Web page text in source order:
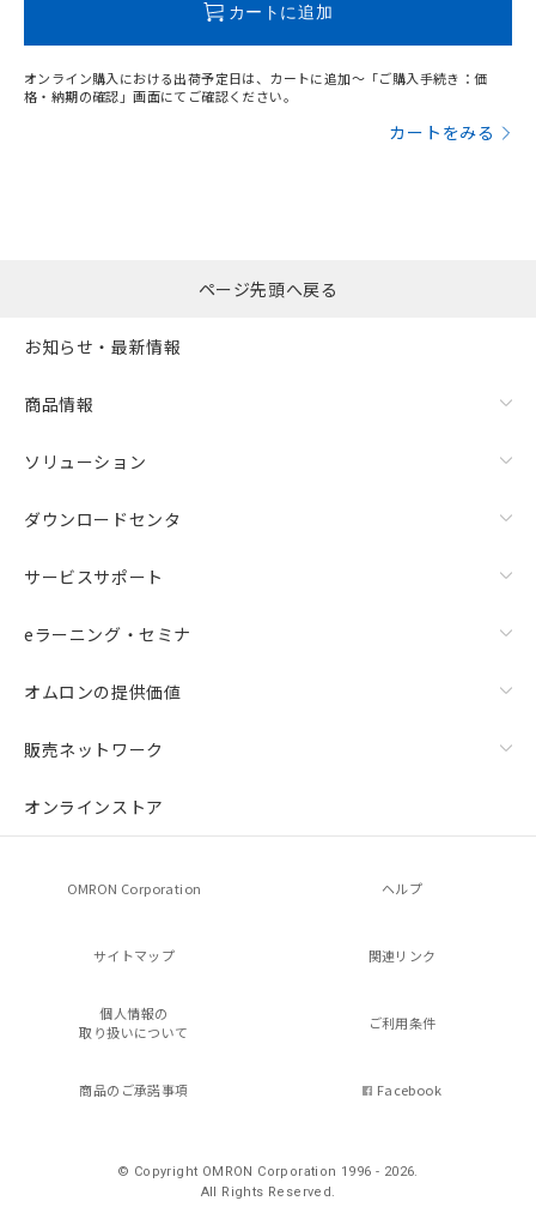
カートに追加
オンライン購入における出荷予定日は、カートに追加～「ご購入手続き：価
格・納期の確認」画面にてご確認ください。
カートをみる
ページ先頭へ戻る
お知らせ・最新情報
商品情報
ソリューション
ダウンロードセンタ
サービスサポート
eラーニング・セミナ
オムロンの提供価値
販売ネットワーク
オンラインストア
OMRON Corporation ヘルプ
サイトマップ 関連リンク
個人情報の
取り扱いについて
ご利用条件
商品のご承諾事項 Facebook
© Copyright OMRON Corporation 1996 - 2026.
All Rights Reserved.